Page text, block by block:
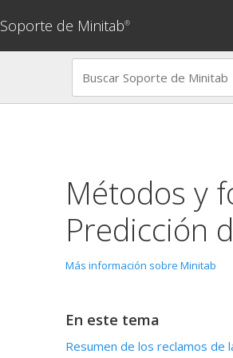
Soporte de Minitab®
Métodos y
Predicción
Más información sobre Minitab
En este tema
Resumen de los reclamos de